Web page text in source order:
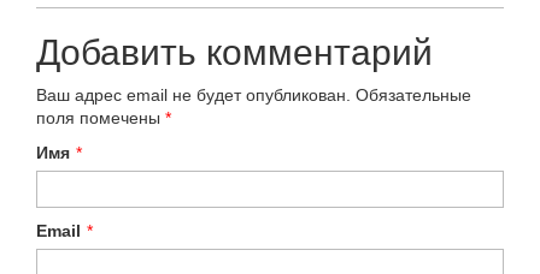
Добавить комментарий
Ваш адрес email не будет опубликован. Обязательные
поля помечены *
Имя *
Email *